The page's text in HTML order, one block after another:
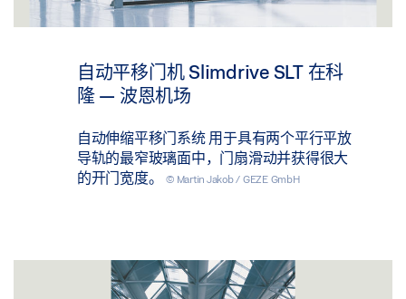
自动平移门机 Slimdrive SLT 在科
隆 — 波恩机场
自动伸缩平移门系统 用于具有两个平行平放
导轨的最窄玻璃面中，门扇滑动并获得很大
的开门宽度。© Martin Jakob / GEZE GmbH